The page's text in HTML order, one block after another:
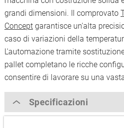
grandi dimensioni. Il comprovato
Conceptgarantisce un'alta
caso di variazioni della
L'automazione tramite
pallet completano le ricche
consentire di lavorare su una
Specificazioni